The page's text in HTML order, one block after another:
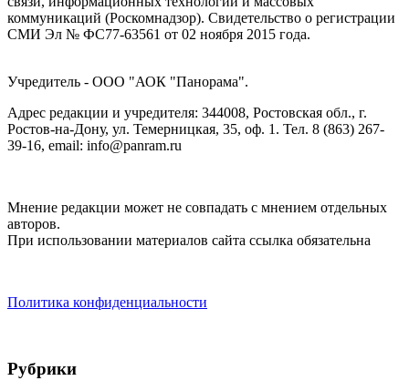
коммуникаций (Роскомнадзор). Cвидетельство о регистрации
СМИ Эл № ФС77-63561 от 02 ноября 2015 года.
Учредитель - ООО "АОК "Панорама".
Адрес редакции и учредителя: 344008, Ростовская обл., г.
Ростов-на-Дону, ул. Темерницкая, 35, оф. 1. Тел. 8 (863) 267-
39-16, email: info@panram.ru
Мнение редакции может не совпадать с мнением отдельных
авторов.
При использовании материалов сайта ссылка обязательна
Политика конфиденциальности
Рубрики